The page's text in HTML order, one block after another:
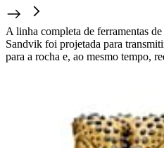
A linha completa de ferramentas
Sandvik foi projetada para
para a rocha e, ao mesmo tempo,